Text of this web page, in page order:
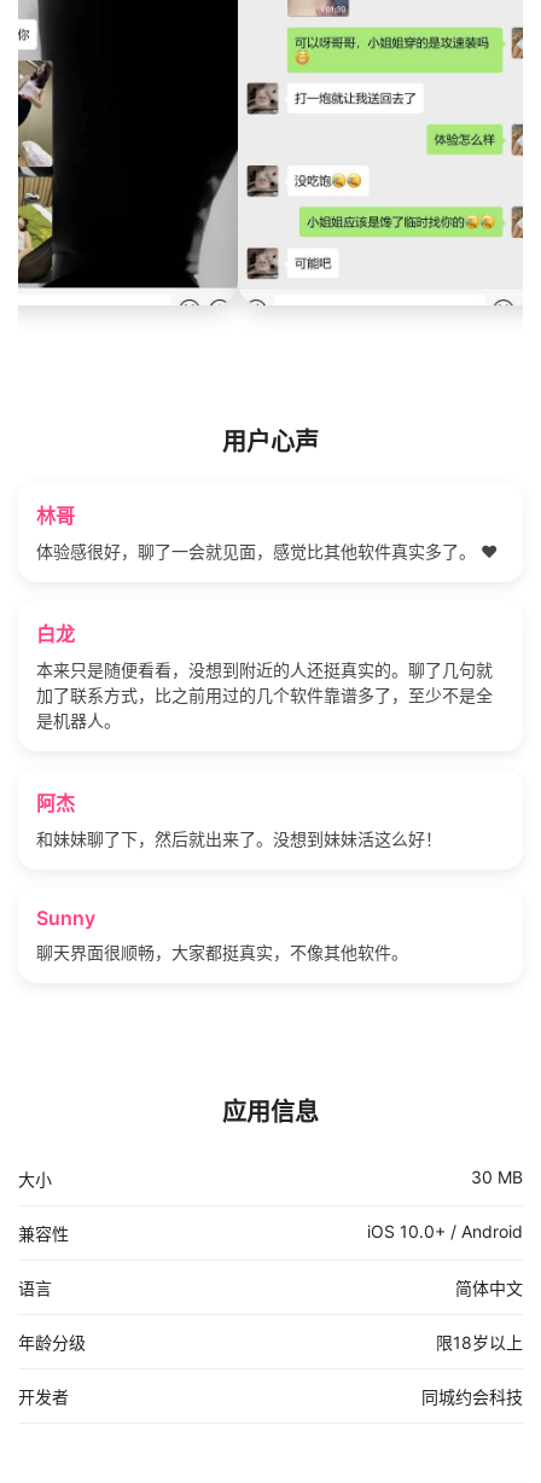
用户心声
林哥
体验感很好，聊了一会就见面，感觉比其他软件真实多了。 ❤️
白龙
本来只是随便看看，没想到附近的人还挺真实的。聊了几句就
加了联系方式，比之前用过的几个软件靠谱多了，至少不是全
是机器人。
阿杰
和妹妹聊了下，然后就出来了。没想到妹妹活这么好！
Sunny
聊天界面很顺畅，大家都挺真实，不像其他软件。
应用信息
大小 30 MB
兼容性 iOS 10.0+ / Android
语言 简体中文
年龄分级 限18岁以上
开发者 同城约会科技